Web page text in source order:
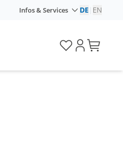
Infos & Services DE EN